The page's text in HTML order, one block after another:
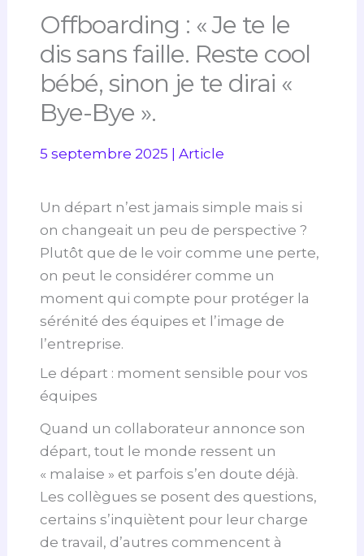
Offboarding : « Je te le
dis sans faille. Reste cool
bébé, sinon je te dirai «
Bye-Bye ».
5 septembre 2025 |Article
Un départ n’est jamais simple mais si
on changeait un peu de perspective ?
Plutôt que de le voir comme une perte,
on peut le considérer comme un
moment qui compte pour protéger la
sérénité des équipes et l’image de
l’entreprise.
Le départ : moment sensible pour vos
équipes
Quand un collaborateur annonce son
départ, tout le monde ressent un
« malaise » et parfois s’en doute déjà.
Les collègues se posent des questions,
certains s’inquiètent pour leur charge
de travail, d’autres commencent à